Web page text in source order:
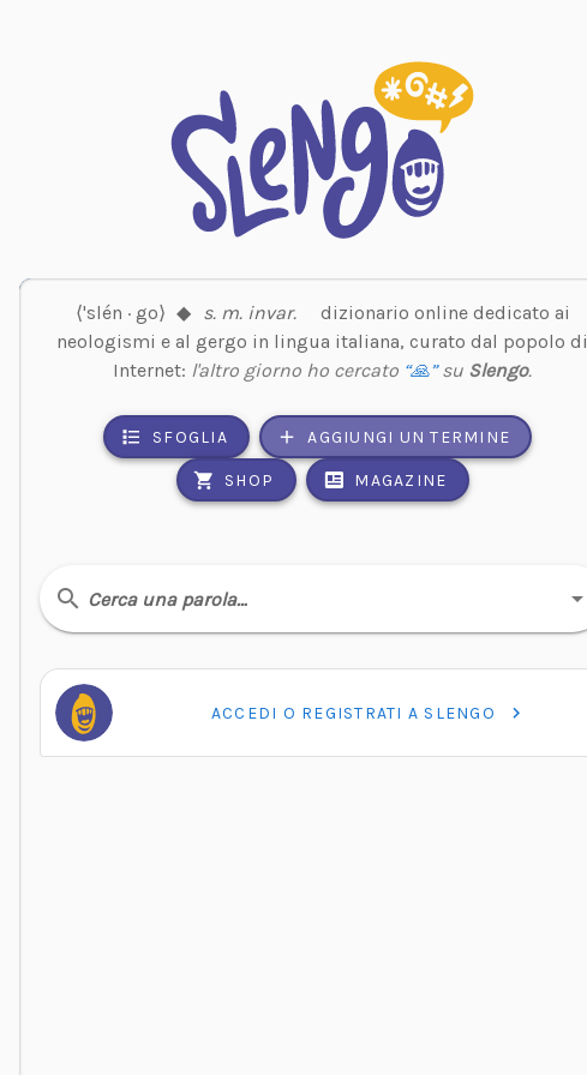
⟨'slén · go⟩ ◆ s. m. invar.
dizionario online dedicato ai
neologismi e al gergo in lingua italiana, curato dal popolo di
Internet: l'altro giorno ho cercato “🙏”su Slengo.
SFOGLIA AGGIUNGI UN TERMINE
SHOP MAGAZINE
Cerca una parola…
ACCEDI O REGISTRATI A SLENGO